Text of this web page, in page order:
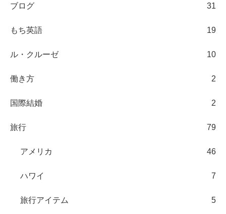
ブログ 31
もち英語 19
ル・クルーゼ 10
働き方 2
国際結婚 2
旅行 79
アメリカ 46
ハワイ 7
旅行アイテム 5